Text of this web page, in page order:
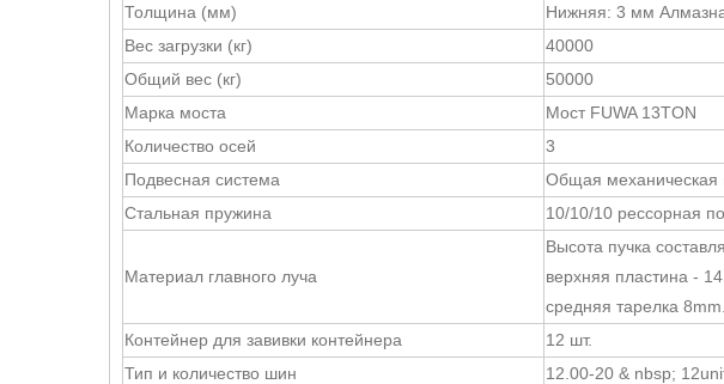
Толщина (мм)
Нижняя: 3 мм
Вес загрузки (кг)
40000
Общий вес (кг)
50000
Марка моста
Мост FUWA 13TON
Количество осей
3
Подвесная система
Общая механическая
Стальная пружина
10/10/10 рессорная
Материал главного луча
Высота пучка
верхняя пластина -
средняя тарелка
Контейнер для завивки контейнера
12 шт.
Тип и количество шин
12.00-20 & nbsp;